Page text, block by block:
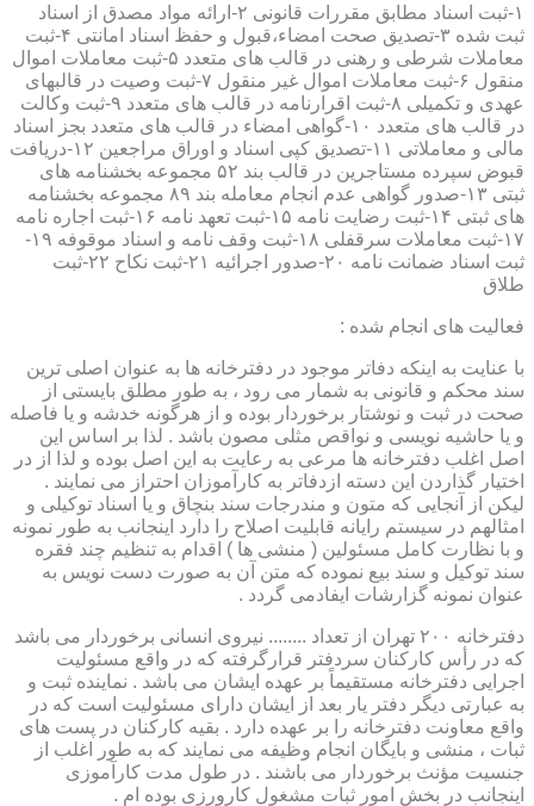
۱-ثبت اسناد مطابق مقررات قانونی ۲-ارائه مواد مصدق از اسناد
ثبت شده ۳-تصدیق صحت امضاء،قبول و حفظ اسناد امانتی ۴-ثبت
معاملات شرطی و رهنی در قالب های متعدد ۵-ثبت معاملات اموال
منقول ۶-ثبت معاملات اموال غیر منقول ۷-ثبت وصیت در قالبهای
عهدی و تکمیلی ۸-ثبت اقرارنامه در قالب های متعدد ۹-ثبت وکالت
در قالب های متعدد ۱۰-گواهی امضاء در قالب های متعدد بجز اسناد
مالی و معاملاتی ۱۱-تصدیق کپی اسناد و اوراق مراجعین ۱۲-دریافت
قبوض سپرده مستاجرین در قالب بند ۵۲ مجموعه بخشنامه های
ثبتی ۱۳-صدور گواهی عدم انجام معامله بند ۸۹ مجموعه بخشنامه
های ثبتی ۱۴-ثبت رضایت نامه ۱۵-ثبت تعهد نامه ۱۶-ثبت اجاره نامه
۱۷-ثبت معاملات سرقفلی ۱۸-ثبت وقف نامه و اسناد موقوفه ۱۹-
ثبت اسناد ضمانت نامه ۲۰-صدور اجرائیه ۲۱-ثبت نکاح ۲۲-ثبت
طلاق
فعالیت های انجام شده :
با عنایت به اینکه دفاتر موجود در دفترخانه ها به عنوان اصلی ترین
سند محکم و قانونی به شمار می رود ، به طور مطلق بایستی از
صحت در ثبت و نوشتار برخوردار بوده و از هرگونه خدشه و یا فاصله
و یا حاشیه نویسی و نواقص مثلی مصون باشد . لذا بر اساس این
اصل اغلب دفترخانه ها مرعی به رعایت به این اصل بوده و لذا از در
اختیار گذاردن این دسته ازدفاتر به کارآموزان احتراز می نمایند .
لیکن از آنجایی که متون و مندرجات سند بنچاق و یا اسناد توکیلی و
امثالهم در سیستم رایانه قابلیت اصلاح را دارد اینجانب به طور نمونه
و با نظارت کامل مسئولین ( منشی ها ) اقدام به تنظیم چند فقره
سند توکیل و سند بیع نموده که متن آن به صورت دست نویس به
عنوان نمونه گزارشات ایفادمی گردد .
دفترخانه ۲۰۰ تهران از تعداد ........ نیروی انسانی برخوردار می باشد
که در رأس کارکنان سردفتر قرارگرفته که در واقع مسئولیت
اجرایی دفترخانه مستقیماً بر عهده ایشان می باشد . نماینده ثبت و
به عبارتی دیگر دفتر یار بعد از ایشان دارای مسئولیت است که در
واقع معاونت دفترخانه را بر عهده دارد . بقیه کارکنان در پست های
ثبات ، منشی و بایگان انجام وظیفه می نمایند که به طور اغلب از
جنسیت مؤنث برخوردار می باشند . در طول مدت کارآموزی
اینجانب در بخش امور ثبات مشغول کارورزی بوده ام .